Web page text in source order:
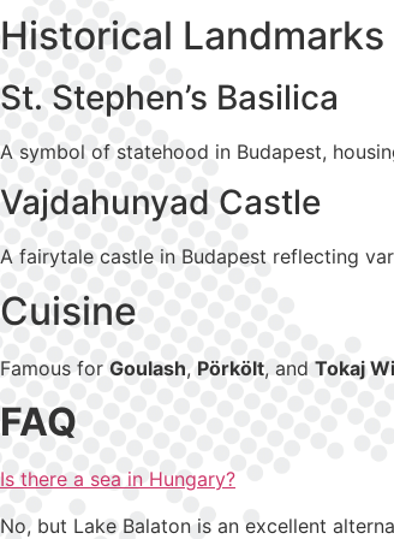
Historical Landmarks
St. Stephen’s Basilica
A symbol of statehood in Budapest,
Vajdahunyad Castle
A fairytale castle in Budapest reflecting
Cuisine
Famous for Goulash, Pörkölt, and Tokaj
FAQ
Is there a sea in Hungary?
No, but Lake Balaton is an excellent